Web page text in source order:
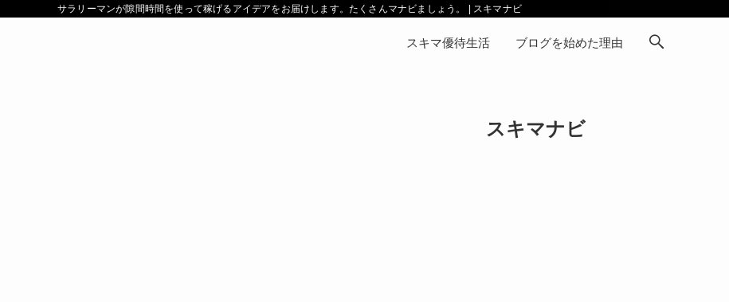
サラリーマンが隙間時間を使って稼げるアイデアをお届けします。たくさんマナビましょう。 | スキマナビ
スキマナビ
スキマ優待生活 ブログを始めた理由